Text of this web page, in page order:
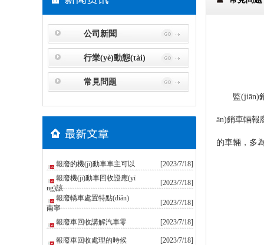
公司新聞
行業(yè)動態(tài)
常見問題
報廢的機(jī)動車車主可以
[2023/7/18]
報廢機(jī)動車回收證應(yī
ng)該
[2023/7/18]
報廢轎車處置特點(diǎn)
南寧
[2023/7/18]
報廢車回收講解汽車零 [2023/7/18]
報廢車回收處理的時候 [2023/7/18]
監(jiān)銷
ān)銷車輛報
的車輛，多